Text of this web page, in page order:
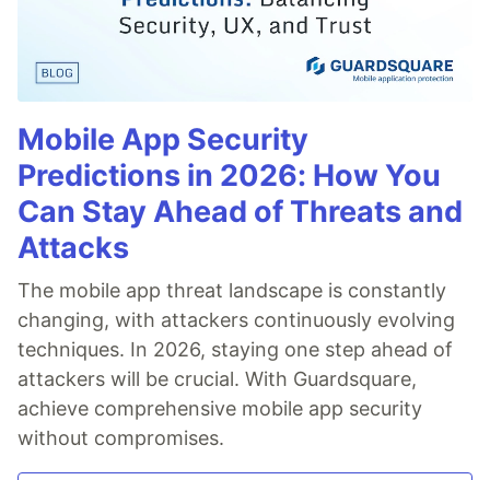
Mobile App Security
Predictions in 2026: How You
Can Stay Ahead of Threats and
Attacks
The mobile app threat landscape is constantly
changing, with attackers continuously evolving
techniques. In 2026, staying one step ahead of
attackers will be crucial. With Guardsquare,
achieve comprehensive mobile app security
without compromises.